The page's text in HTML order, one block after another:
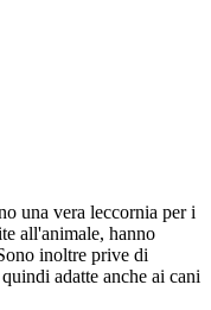
una vera leccornia per i
all'animale, hanno
inoltre prive di
adatte anche ai cani